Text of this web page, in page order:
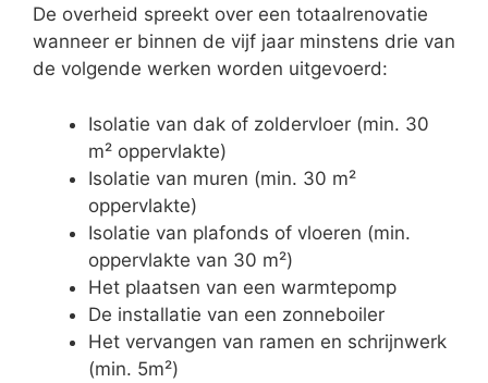
De overheid spreekt over een totaalrenovatie
wanneer er binnen de vijf jaar minstens drie van
de volgende werken worden uitgevoerd:
Isolatie van dak of zoldervloer (min. 30
m² oppervlakte)
Isolatie van muren (min. 30 m²
oppervlakte)
Isolatie van plafonds of vloeren (min.
oppervlakte van 30 m²)
Het plaatsen van een warmtepomp
De installatie van een zonneboiler
Het vervangen van ramen en schrijnwerk
(min. 5m²)